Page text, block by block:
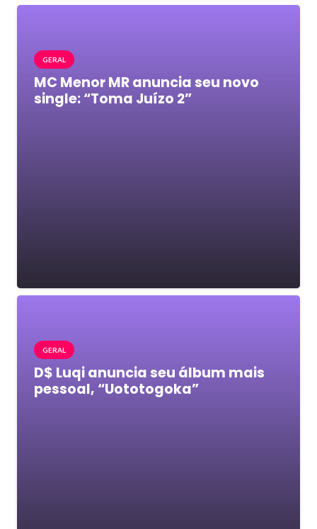
GERAL
MC Menor MR anuncia seu novo
single: “Toma Juízo 2”
GERAL
D$ Luqi anuncia seu álbum mais
pessoal, “Uototogoka”